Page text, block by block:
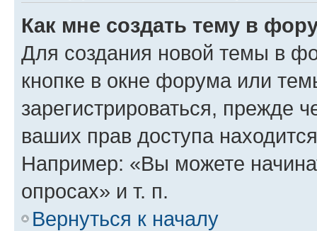
Как мне создать тему в
Для создания новой темы в
кнопке в окне форума или
зарегистрироваться, прежде
ваших прав доступа
Например: «Вы можете
опросах» и т. п.
Вернуться к началу